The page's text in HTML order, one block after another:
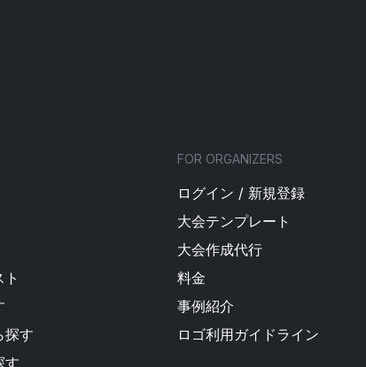
探す
す
FOR ORGANIZERS
ログイン / 新規登録
大会テンプレート
大会作成代行
料金
事例紹介
ロゴ利用ガイドライン